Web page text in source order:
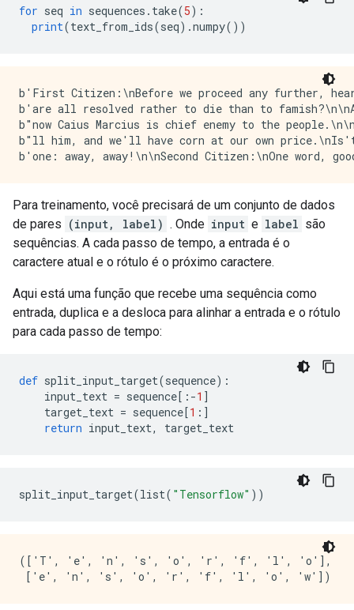
for seq in sequences . take(5):
print(text_from_ids(seq).numpy())
b'First Citizen:\nBefore we proceed any further,
b'are all resolved rather to die than to
b"now Caius Marcius is chief enemy to the
b"ll him, and we'll have corn at our own
Para treinamento, você precisará de um conjunto de dados
de pares (input, label) . Onde input e label são
sequências. A cada passo de tempo, a entrada é o
caractere atual e o rótulo é o próximo caractere.
Aqui está uma função que recebe uma sequência como
entrada, duplica e a desloca para alinhar a entrada e o rótulo
para cada passo de tempo:
def split_input_target(sequence):
input_text = sequence[:-1 ]
target_text = sequence[1 :]
return input_text, target_text
split_input_target(list( "Tensorflow" ))
(['T', 'e', 'n', 's', 'o', 'r', 'f', 'l', 'o'],